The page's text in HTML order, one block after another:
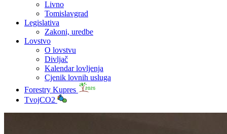
Livno
Tomislavgrad
Legislativa
Zakoni, uredbe
Lovstvo
O lovstvu
Divljač
Kalendar lovljenja
Cjenik lovnih usluga
Forestry Kupres
TvojCO2